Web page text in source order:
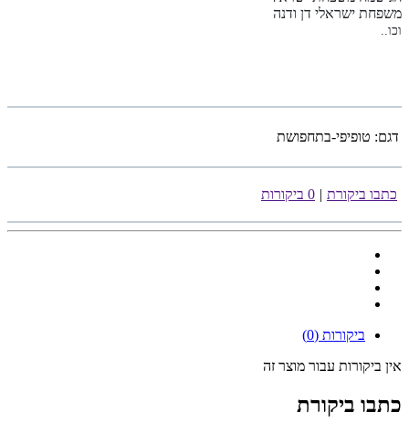
משפחת ישראלי דן ודנה
וכו..
דגם: טופיפי-בתחפושת
כתבו ביקורת | 0 ביקורות
ביקורות (0)
אין ביקורות עבור מוצר זה
כתבו ביקורת